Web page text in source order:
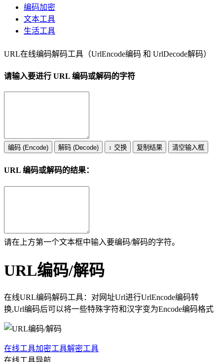
编码加密
文本工具
生活工具
URL在线编码解码工具（UrlEncode编码 和 UrlDecode解码）
请输入要进行 URL 编码或解码的字符
编码 (Encode) 解码 (Decode) ↕ 交换 复制结果 清空输入框
URL 编码或解码的结果：
请在上方第一个文本框中输入要编码/解码的字符。
URL编码/解码
在线URL编码解码工具：对网址Url进行UrlEncode编码转
换,Url编码后可以将一些特殊字符和汉字变为Encode编码格式
在线工具加密工具解密工具